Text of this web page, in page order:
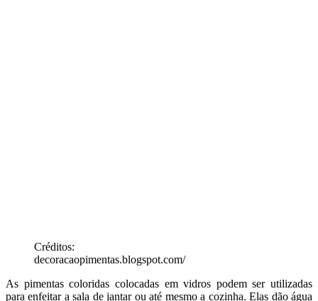
Créditos:
decoracaopimentas.blogspot.com/
As pimentas coloridas colocadas em vidros podem ser utilizadas
para enfeitar a sala de jantar ou até mesmo a cozinha. Elas dão água